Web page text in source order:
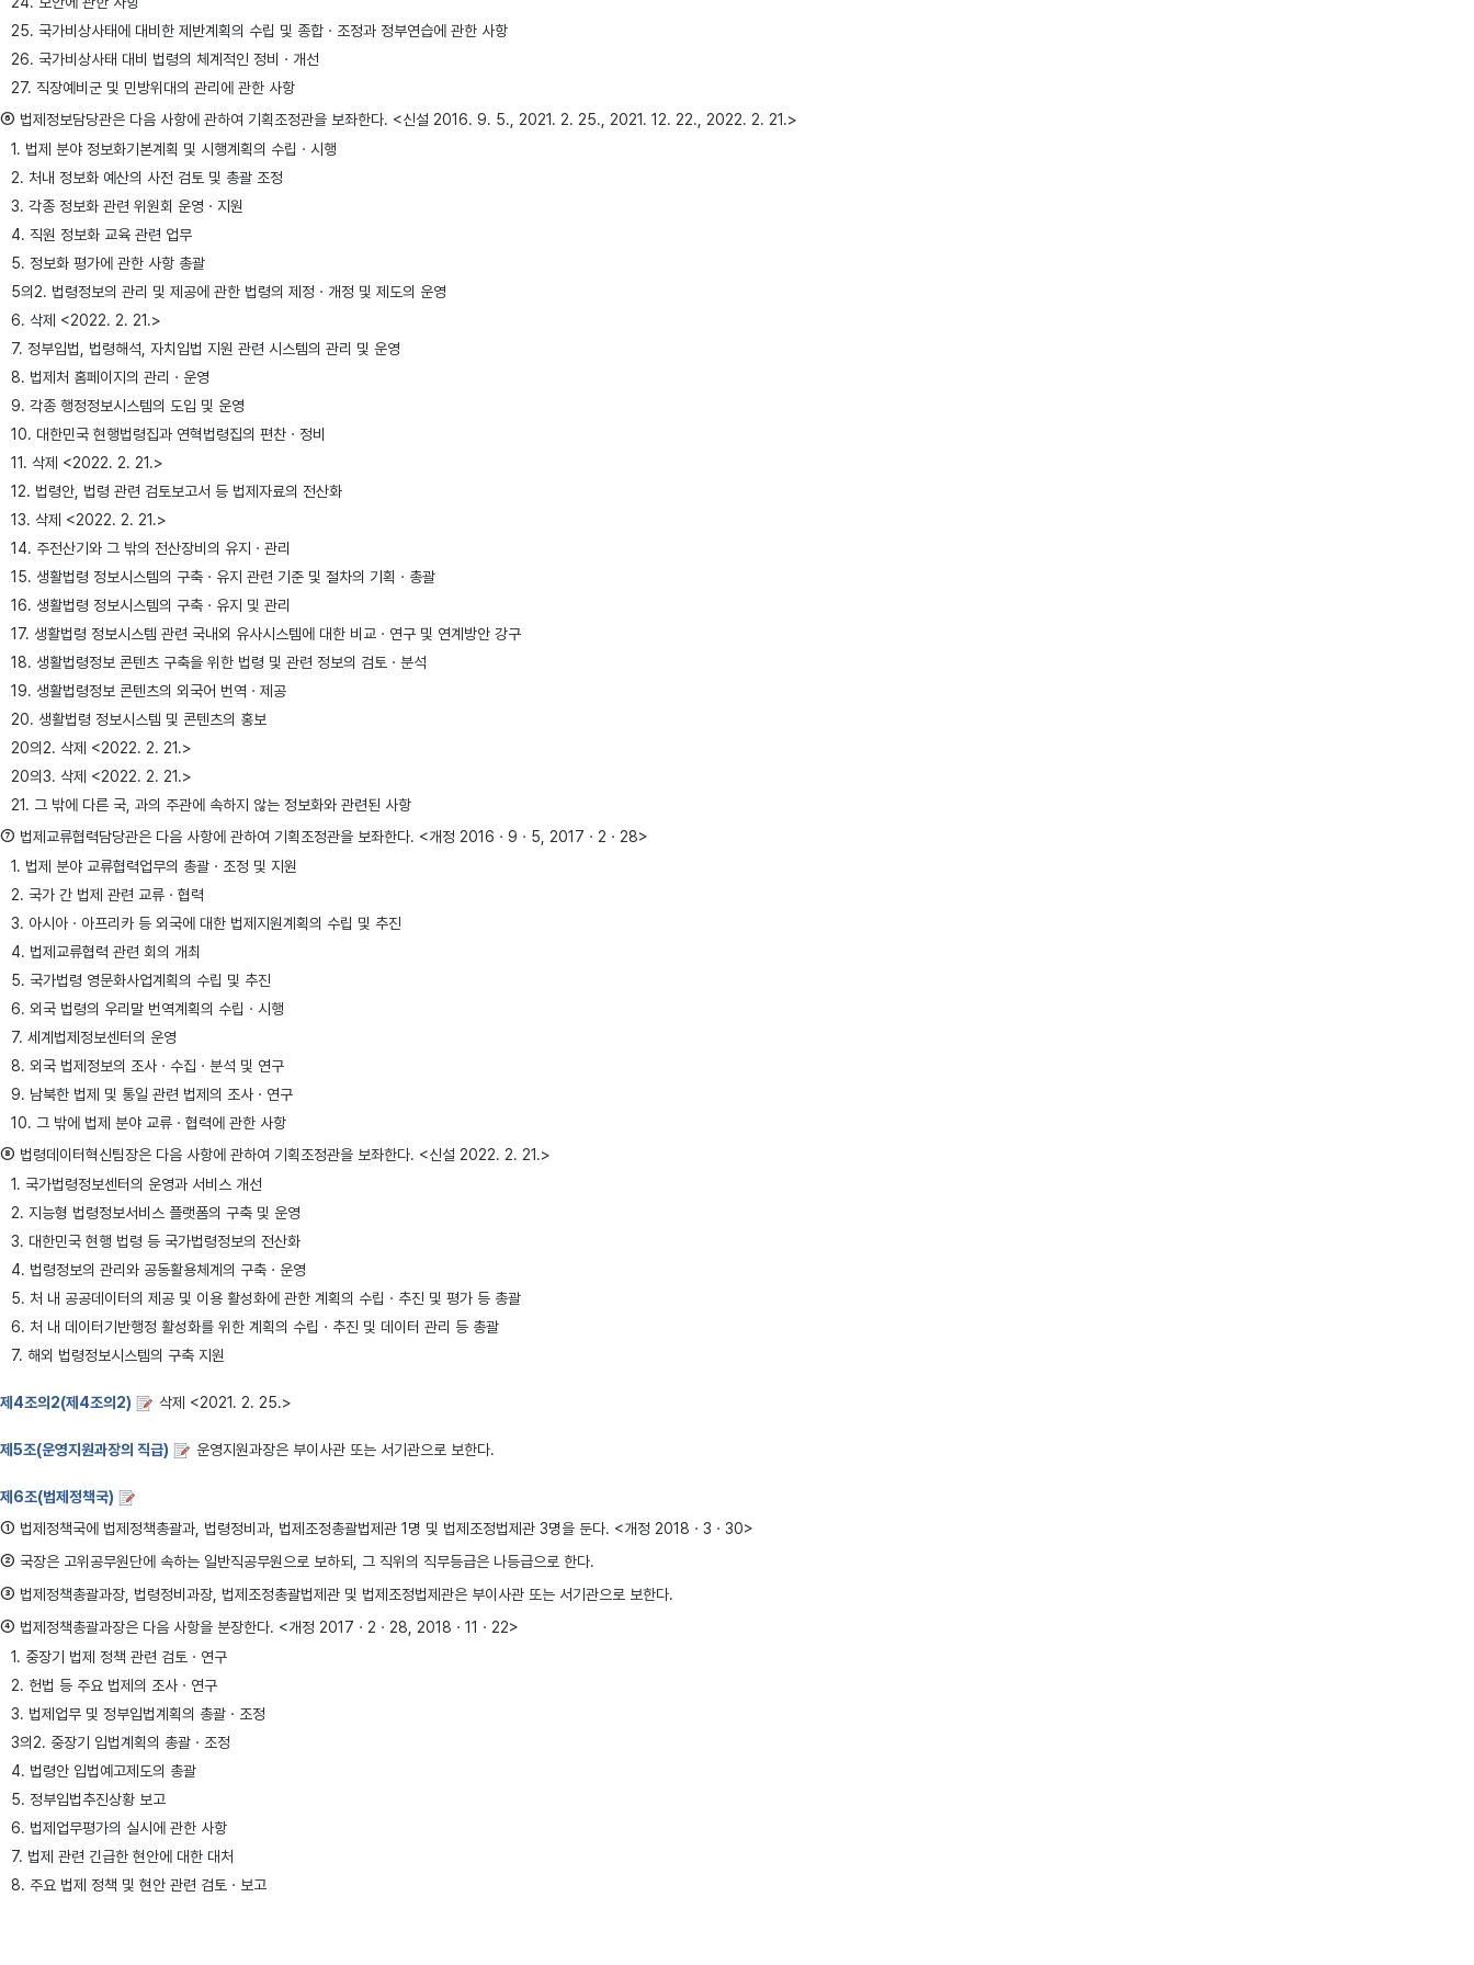
25. 국가비상사태에 대비한 제반계획의 수립 및 종합ㆍ조정과 정부연습에 관한 사항
26. 국가비상사태 대비 법령의 체계적인 정비ㆍ개선
27. 직장예비군 및 민방위대의 관리에 관한 사항
⑥ 법제정보담당관은 다음 사항에 관하여 기획조정관을 보좌한다. <신설 2016. 9. 5., 2021. 2. 25., 2021. 12. 22., 2022. 2. 21.>
1. 법제 분야 정보화기본계획 및 시행계획의 수립ㆍ시행
2. 처내 정보화 예산의 사전 검토 및 총괄 조정
3. 각종 정보화 관련 위원회 운영ㆍ지원
4. 직원 정보화 교육 관련 업무
5. 정보화 평가에 관한 사항 총괄
5의2. 법령정보의 관리 및 제공에 관한 법령의 제정ㆍ개정 및 제도의 운영
6. 삭제 <2022. 2. 21.>
7. 정부입법, 법령해석, 자치입법 지원 관련 시스템의 관리 및 운영
8. 법제처 홈페이지의 관리ㆍ운영
9. 각종 행정정보시스템의 도입 및 운영
10. 대한민국 현행법령집과 연혁법령집의 편찬ㆍ정비
11. 삭제 <2022. 2. 21.>
12. 법령안, 법령 관련 검토보고서 등 법제자료의 전산화
13. 삭제 <2022. 2. 21.>
14. 주전산기와 그 밖의 전산장비의 유지ㆍ관리
15. 생활법령 정보시스템의 구축ㆍ유지 관련 기준 및 절차의 기획ㆍ총괄
16. 생활법령 정보시스템의 구축ㆍ유지 및 관리
17. 생활법령 정보시스템 관련 국내외 유사시스템에 대한 비교ㆍ연구 및 연계방안 강구
18. 생활법령정보 콘텐츠 구축을 위한 법령 및 관련 정보의 검토ㆍ분석
19. 생활법령정보 콘텐츠의 외국어 번역ㆍ제공
20. 생활법령 정보시스템 및 콘텐츠의 홍보
20의2. 삭제 <2022. 2. 21.>
20의3. 삭제 <2022. 2. 21.>
21. 그 밖에 다른 국, 과의 주관에 속하지 않는 정보화와 관련된 사항
⑦ 법제교류협력담당관은 다음 사항에 관하여 기획조정관을 보좌한다. <개정 2016ㆍ9ㆍ5, 2017ㆍ2ㆍ28>
1. 법제 분야 교류협력업무의 총괄ㆍ조정 및 지원
2. 국가 간 법제 관련 교류ㆍ협력
3. 아시아ㆍ아프리카 등 외국에 대한 법제지원계획의 수립 및 추진
4. 법제교류협력 관련 회의 개최
5. 국가법령 영문화사업계획의 수립 및 추진
6. 외국 법령의 우리말 번역계획의 수립ㆍ시행
7. 세계법제정보센터의 운영
8. 외국 법제정보의 조사ㆍ수집ㆍ분석 및 연구
9. 남북한 법제 및 통일 관련 법제의 조사ㆍ연구
10. 그 밖에 법제 분야 교류ㆍ협력에 관한 사항
⑧ 법령데이터혁신팀장은 다음 사항에 관하여 기획조정관을 보좌한다. <신설 2022. 2. 21.>
1. 국가법령정보센터의 운영과 서비스 개선
2. 지능형 법령정보서비스 플랫폼의 구축 및 운영
3. 대한민국 현행 법령 등 국가법령정보의 전산화
4. 법령정보의 관리와 공동활용체계의 구축ㆍ운영
5. 처 내 공공데이터의 제공 및 이용 활성화에 관한 계획의 수립ㆍ추진 및 평가 등 총괄
6. 처 내 데이터기반행정 활성화를 위한 계획의 수립ㆍ추진 및 데이터 관리 등 총괄
7. 해외 법령정보시스템의 구축 지원
제4조의2(제4조의2) 삭제 <2021. 2. 25.>
제5조(운영지원과장의 직급) 운영지원과장은 부이사관 또는 서기관으로 보한다.
제6조(법제정책국)
① 법제정책국에 법제정책총괄과, 법령정비과, 법제조정총괄법제관 1명 및 법제조정법제관 3명을 둔다. <개정 2018ㆍ3ㆍ30>
② 국장은 고위공무원단에 속하는 일반직공무원으로 보하되, 그 직위의 직무등급은 나등급으로 한다.
③ 법제정책총괄과장, 법령정비과장, 법제조정총괄법제관 및 법제조정법제관은 부이사관 또는 서기관으로 보한다.
④ 법제정책총괄과장은 다음 사항을 분장한다. <개정 2017ㆍ2ㆍ28, 2018ㆍ11ㆍ22>
1. 중장기 법제 정책 관련 검토ㆍ연구
2. 헌법 등 주요 법제의 조사ㆍ연구
3. 법제업무 및 정부입법계획의 총괄ㆍ조정
3의2. 중장기 입법계획의 총괄ㆍ조정
4. 법령안 입법예고제도의 총괄
5. 정부입법추진상황 보고
6. 법제업무평가의 실시에 관한 사항
7. 법제 관련 긴급한 현안에 대한 대처
8. 주요 법제 정책 및 현안 관련 검토ㆍ보고